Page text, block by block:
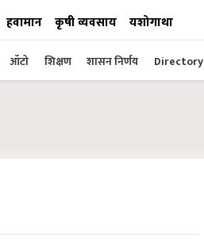
हवामान कृषी व्यवसाय यशोगाथा
ऑटो शिक्षण शासन निर्णय Directory